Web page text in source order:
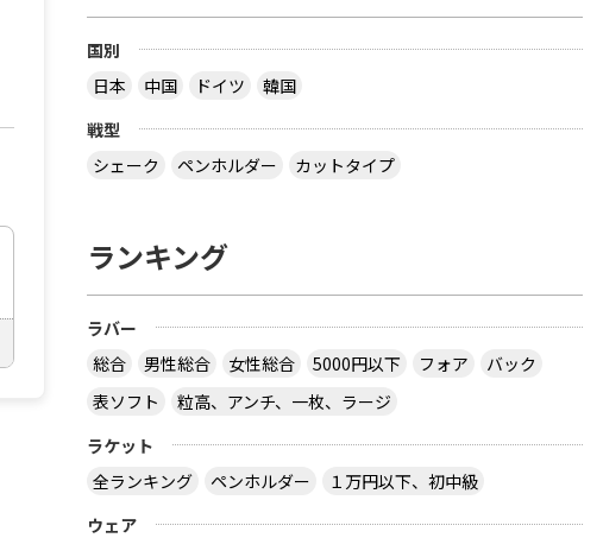
国別
日本
中国 ドイツ
韓国
戦型
シェーク
ペンホルダー カットタイプ
ランキング
ラバー
総合
男性総合 女性総合 5000円以下 フォア
バック
表ソフト
粒高、アンチ、一枚、ラージ
ラケット
全ランキング
ペンホルダー
１万円以下、初中級
ウェア